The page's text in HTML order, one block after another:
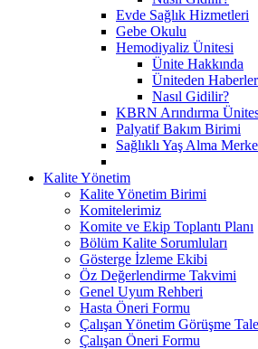
Evde Sağlık Hizmetleri
Gebe Okulu
Hemodiyaliz Ünitesi
Ünite Hakkında
Üniteden Haberler
Nasıl Gidilir?
KBRN Arındırma
Palyatif Bakım Birimi
Sağlıklı Yaş Alma
Kalite Yönetim
Kalite Yönetim Birimi
Komitelerimiz
Komite ve Ekip Toplantı Planı
Bölüm Kalite Sorumluları
Gösterge İzleme Ekibi
Öz Değerlendirme Takvimi
Genel Uyum Rehberi
Hasta Öneri Formu
Çalışan Yönetim Görüşme
Çalışan Öneri Formu